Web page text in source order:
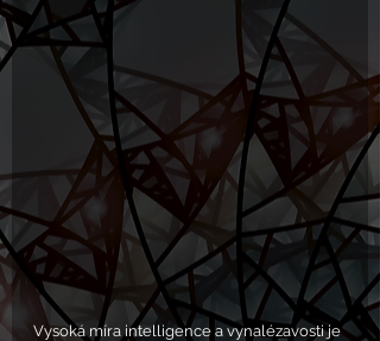
Vysoká míra intelligence a vynalézavosti je